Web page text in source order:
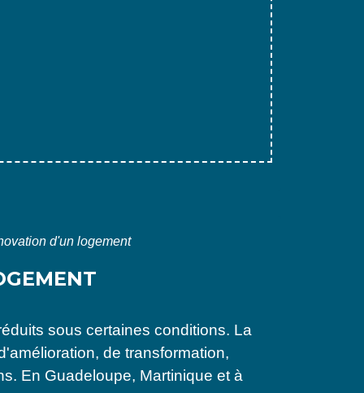
d'un logement
sous certaines conditions. La
de transformation,
En Guadeloupe, Martinique et à